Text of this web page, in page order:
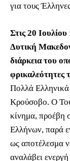
για τους
Στις 20
Δυτική
διάρκεια του
φρικαλεότητες
Πολλά
Κρούσοβο. Ο
κίνημα, προέβη
Ελλήνων, παρά
ως αποτέλεσμα
αναλάβει